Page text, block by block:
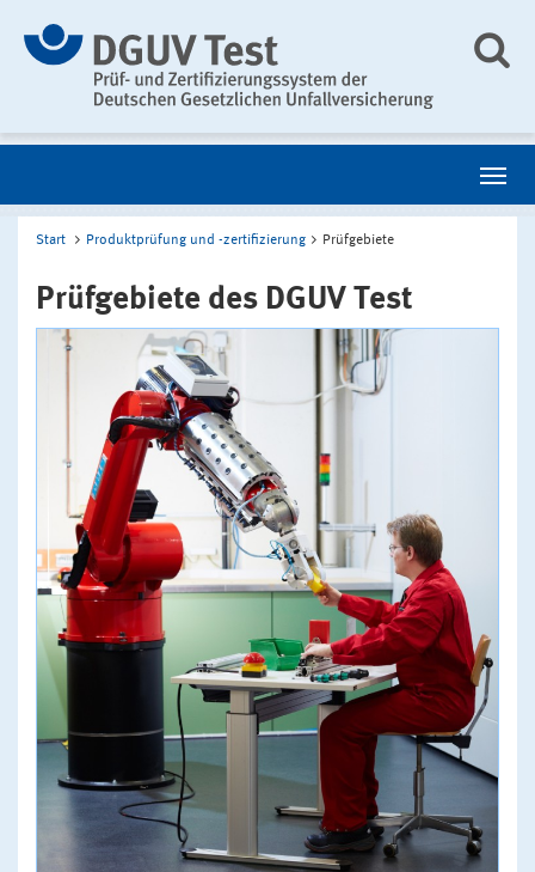
Start Produktprüfung und -zertifizierung Prüfgebiete
Prüfgebiete des DGUV Test